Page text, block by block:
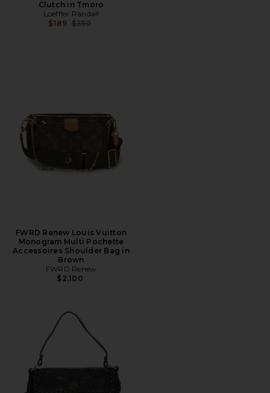
Clutch in Tmoro
Loeffler Randall
$189 Preço anterior:
$350
FWRD Renew Louis Vuitton
Monogram Multi Pochette
Accessoires Shoulder Bag in
Brown
FWRD Renew
$2,100